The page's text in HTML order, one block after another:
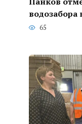
водозабора
65